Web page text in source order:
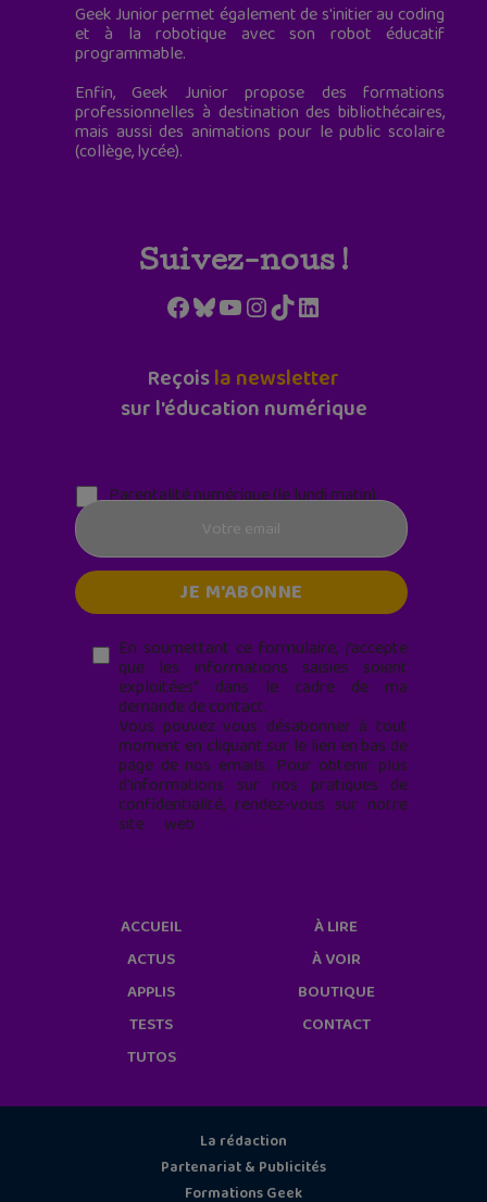
Geek Junior permet également de s'initier au coding
et à la robotique avec son robot éducatif
programmable.
Enfin, Geek Junior propose des formations
professionnelles à destination des bibliothécaires,
mais aussi des animations pour le public scolaire
(collège, lycée).
Suivez-nous !
Facebook
Bluesky
YouTube
Instagram
TikTokLinkedIn
Reçoisla newsletter
sur l'éducation numérique
Parentalité numérique (le lundi matin)
En soumettant ce formulaire, j’accepte
que les informations saisies soient
exploitées* dans le cadre de ma
demande de contact.
Vous pouvez vous désabonner à tout
moment en cliquant sur le lien en bas de
page de nos emails. Pour obtenir plus
d'informations sur nos pratiques de
confidentialité, rendez-vous sur notre
site web
ACCUEIL
ACTUS
APPLIS
TESTS
TUTOS
À LIRE
À VOIR
BOUTIQUE
CONTACT
La rédaction
Partenariat & Publicités
Formations Geek